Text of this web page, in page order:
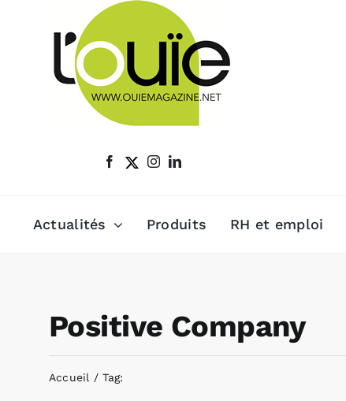
Actualités Produits RH et emploi
Positive Company
Accueil Tag: